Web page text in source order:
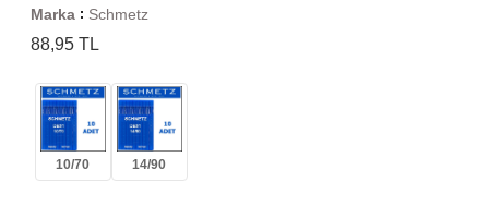
Marka : Schmetz
88,95 TL
10/70 14/90